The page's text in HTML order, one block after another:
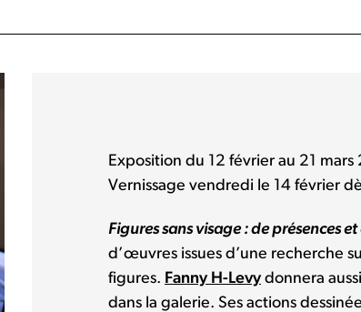
Exposition du 12 février au 21
Vernissage vendredi le 14 février
Figures sans visage : de présences et
d’œuvres issues d’une recherche
figures. Fanny H-Levydonnera
dans la galerie. Ses actions